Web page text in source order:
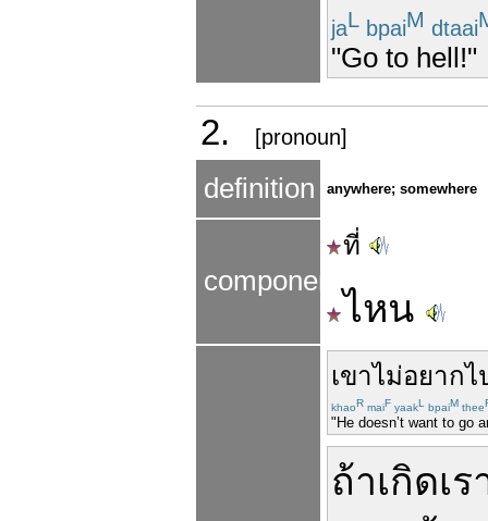
jaL bpaiM dtaai
"Go to hell!"
2. [pronoun]
definition anywhere; somewhere
components
ที่
ไหน
เขาไม่อยากไ
khaoR maiF yaakL bpaiM thee
"He doesn’t want to go
ถ้าเกิดเร